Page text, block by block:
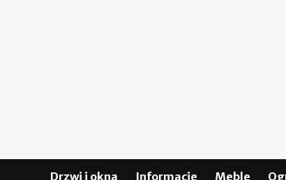
Drzwi i okna Informacje Meble